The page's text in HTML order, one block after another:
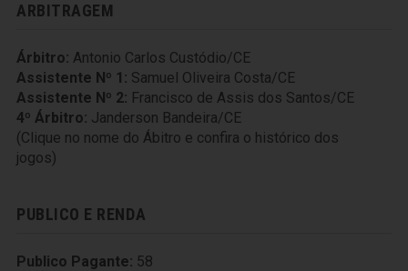
ARBITRAGEM
Árbitro: Antonio Carlos Custódio/CE
Assistente Nº 1: Samuel Oliveira Costa/CE
Assistente Nº 2: Francisco de Assis dos Santos/CE
4º Árbitro: Janderson Bandeira/CE
(Clique no nome do Ábitro e confira o histórico dos
jogos)
PUBLICO E RENDA
Publico Pagante: 58